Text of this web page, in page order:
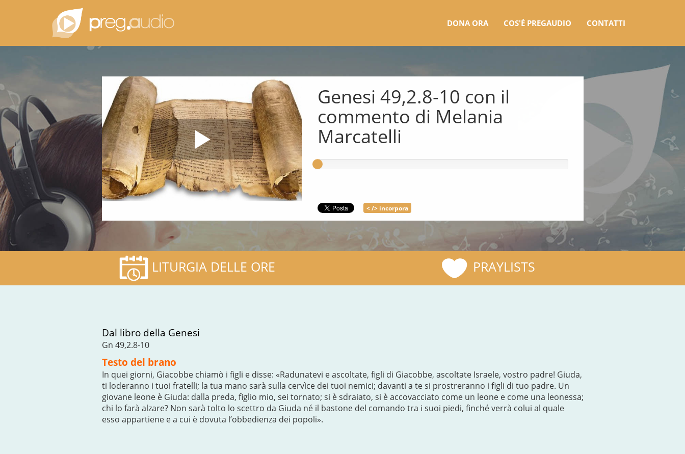
DONA ORA COS'È PREGAUDIO CONTATTI
Genesi 49,2.8-10 con il
commento di Melania
Marcatelli
< /> incorpora
LITURGIA DELLE ORE PRAYLISTS
Dal libro della Genesi
Gn 49,2.8-10
Testo del brano
In quei giorni, Giacobbe chiamò i figli e disse: «Radunatevi e ascoltate, figli di Giacobbe, ascoltate Israele, vostro padre! Giuda,
ti loderanno i tuoi fratelli; la tua mano sarà sulla cervìce dei tuoi nemici; davanti a te si prostreranno i figli di tuo padre. Un
giovane leone è Giuda: dalla preda, figlio mio, sei tornato; si è sdraiato, si è accovacciato come un leone e come una leonessa;
chi lo farà alzare? Non sarà tolto lo scettro da Giuda né il bastone del comando tra i suoi piedi, finché verrà colui al quale
esso appartiene e a cui è dovuta l’obbedienza dei popoli».